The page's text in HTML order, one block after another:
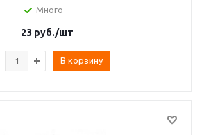
Много
23 руб./шт
В корзину